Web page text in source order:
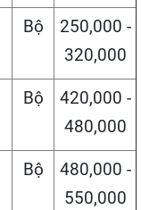
Bộ
250,000 -
320,000
Bộ
420,000 -
480,000
Bộ
480,000 -
550,000